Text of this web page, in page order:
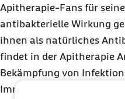
Apitherapie-Fans für
antibakterielle Wirkung
ihnen als natürliches
findet in der Apitherapie
Bekämpfung von
Immunsystems und der